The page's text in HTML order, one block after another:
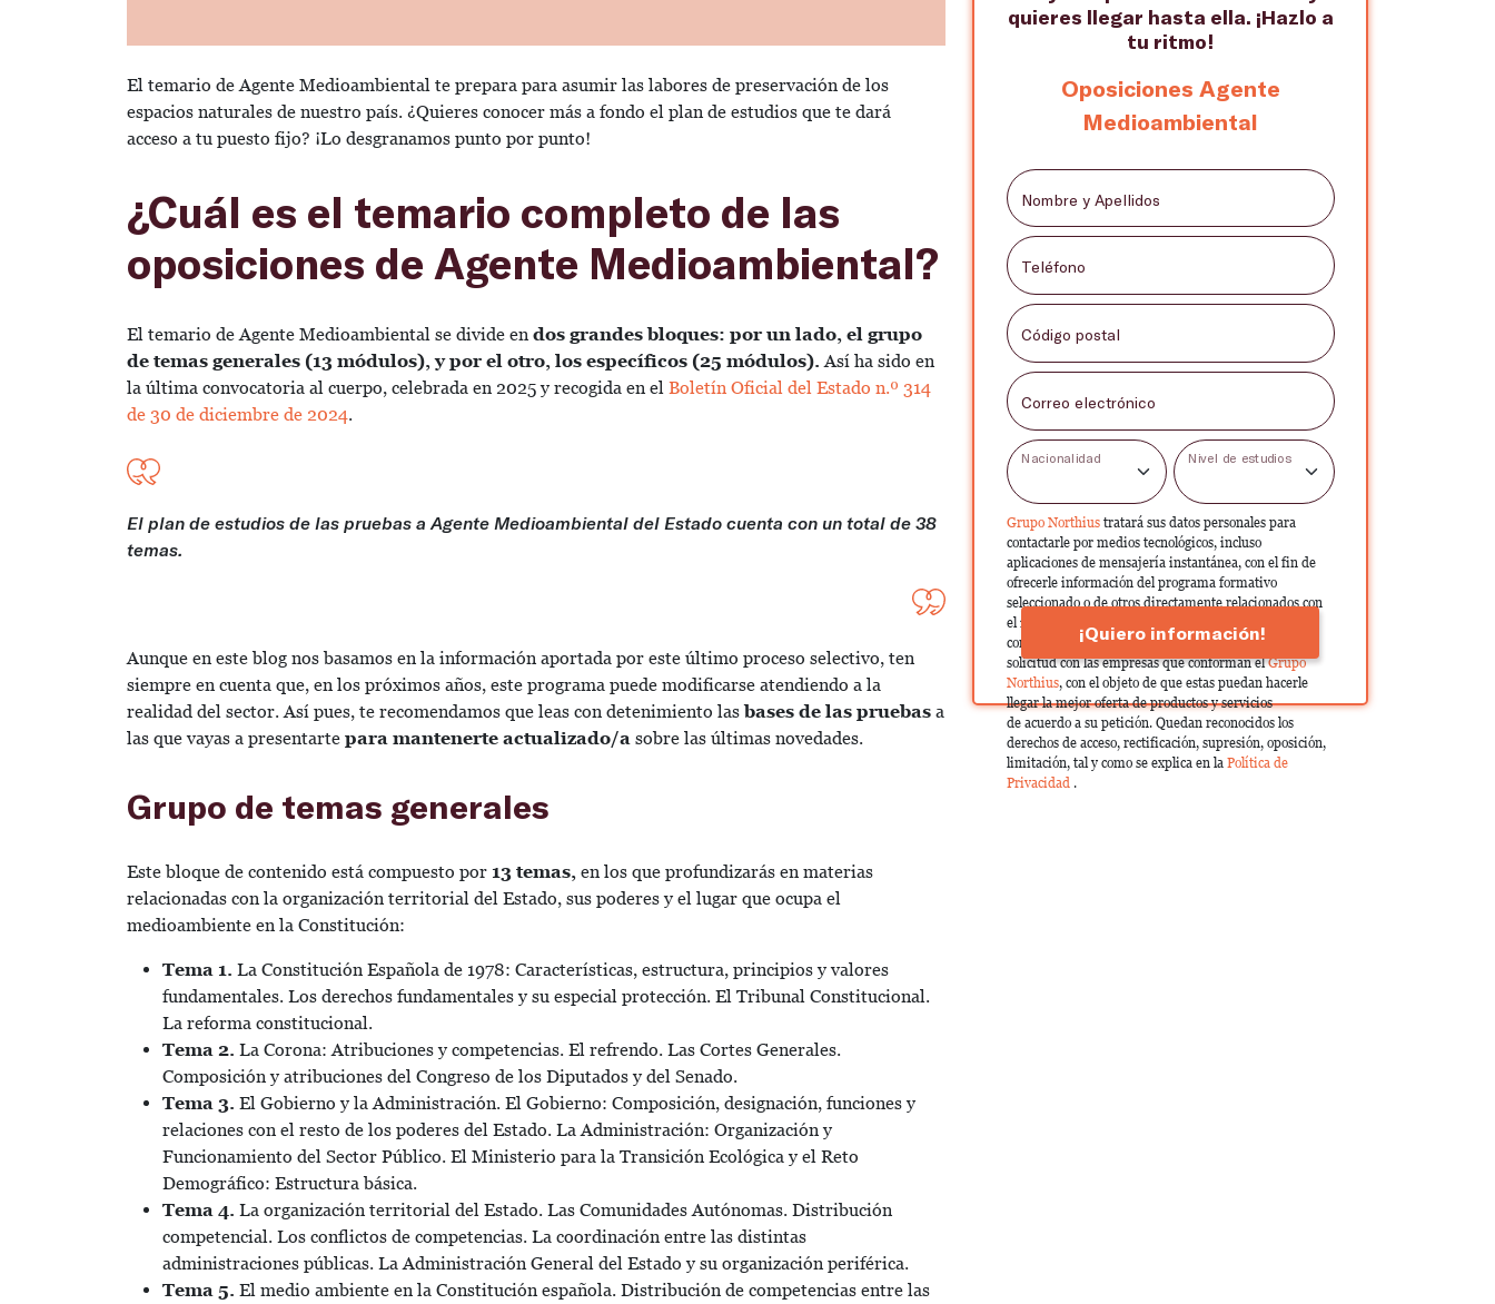
El temario de Agente Medioambiental te prepara para asumir las labores de preservación de los
espacios naturales de nuestro país. ¿Quieres conocer más a fondo el plan de estudios que te dará
acceso a tu puesto fijo? ¡Lo desgranamos punto por punto!
¿Cuál es el temario completo de las
oposiciones de Agente Medioambiental?
El temario de Agente Medioambiental se divide en dos grandes bloques: por un lado, el grupo
de temas generales (13 módulos), y por el otro, los específicos (25 módulos). Así ha sido en
la última convocatoria al cuerpo, celebrada en 2025 y recogida en el Boletín Oficial del Estado n.º 314
de 30 de diciembre de 2024.
El plan de estudios de las pruebas a Agente Medioambiental del Estado cuenta con un total de 38
temas.
Aunque en este blog nos basamos en la información aportada por este último proceso selectivo, ten
siempre en cuenta que, en los próximos años, este programa puede modificarse atendiendo a la
realidad del sector. Así pues, te recomendamos que leas con detenimiento lasbases de las pruebas a
las que vayas a presentarte para mantenerte actualizado/a sobre las últimas novedades.
Grupo de temas generales
Este bloque de contenido está compuesto por 13 temas, en los que profundizarás en materias
relacionadas con la organización territorial del Estado, sus poderes y el lugar que ocupa el
medioambiente en la Constitución:
Tema 1. La Constitución Española de 1978: Características, estructura, principios y valores
fundamentales. Los derechos fundamentales y su especial protección. El Tribunal Constitucional.
La reforma constitucional.
Tema 2. La Corona: Atribuciones y competencias. El refrendo. Las Cortes Generales.
Composición y atribuciones del Congreso de los Diputados y del Senado.
Tema 3. El Gobierno y la Administración. El Gobierno: Composición, designación, funciones y
relaciones con el resto de los poderes del Estado. La Administración: Organización y
Funcionamiento del Sector Público. El Ministerio para la Transición Ecológica y el Reto
Demográfico: Estructura básica.
Tema 4. La organización territorial del Estado. Las Comunidades Autónomas. Distribución
competencial. Los conflictos de competencias. La coordinación entre las distintas
administraciones públicas. La Administración General del Estado y su organización periférica.
Tema 5. El medio ambiente en la Constitución española. Distribución de competencias entre las
quieres llegar hasta ella. ¡Hazlo a
tu ritmo!
Oposiciones Agente
Medioambiental
Nombre y Apellidos
Teléfono
Código postal
Correo electrónico
Nacionalidad Nivel de estudios
Grupo Northius tratará sus datos personales para
contactarle por medios tecnológicos, incluso
aplicaciones de mensajería instantánea, con el fin de
ofrecerle información del programa formativo
seleccionado o de otros directamente relacionados con
el interés manifestado y, en su caso, para tramitar la
contratación correspondiente. Compartiremos su
solicitud con las empresas que conforman elGrupo
Northius, con el objeto de que estas puedan hacerle
llegar la mejor oferta de productos y servicios
de acuerdo a su petición. Quedan reconocidos los
derechos de acceso, rectificación, supresión, oposición,
limitación, tal y como se explica en la Política de
Privacidad .
¡Quiero información!